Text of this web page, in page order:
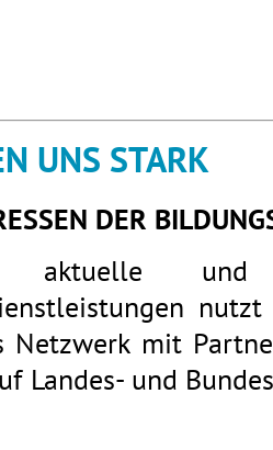
UNS STARK
DER
und
Netzwerk mit
Landes- und